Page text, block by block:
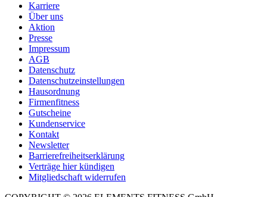
Karriere
Über uns
Aktion
Presse
Impressum
AGB
Datenschutz
Datenschutzeinstellungen
Hausordnung
Firmenfitness
Gutscheine
Kundenservice
Kontakt
Newsletter
Barrierefreiheitserklärung
Verträge hier kündigen
Mitgliedschaft widerrufen